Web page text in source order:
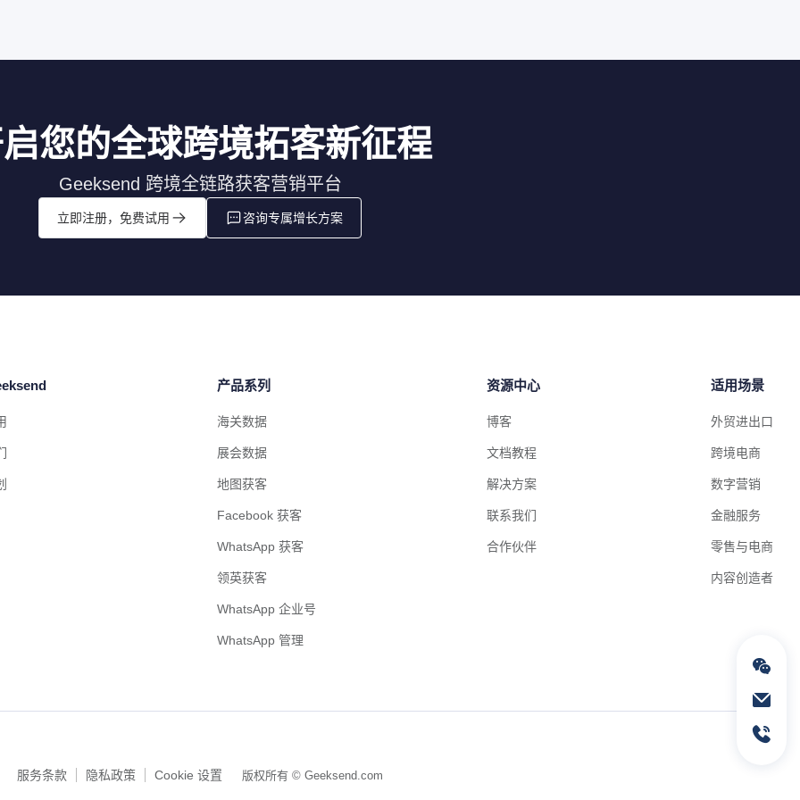
您的全球跨境拓客新征程
Geeksend 跨境全链路获客营销平台
立即注册，免费试用 咨询专属增长方案
产品系列
海关数据
展会数据
地图获客
Facebook 获客
WhatsApp 获客
领英获客
WhatsApp 企业号
WhatsApp 管理
资源中心
博客
文档教程
解决方案
联系我们
合作伙伴
适用场景
外贸进出口
跨境电商
数字营销
金融服务
零售与电商
内容创造者
服务条款 隐私政策 Cookie 设置 版权所有 © Geeksend.com
service@geeksend.com